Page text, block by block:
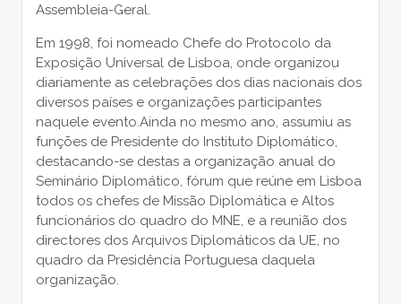
Assembleia-Geral.
Em 1998, foi nomeado Chefe do Protocolo da
Exposição Universal de Lisboa, onde organizou
diariamente as celebrações dos dias nacionais dos
diversos países e organizações participantes
naquele evento.Ainda no mesmo ano, assumiu as
funções de Presidente do Instituto Diplomático,
destacando-se destas a organização anual do
Seminário Diplomático, fórum que reúne em Lisboa
todos os chefes de Missão Diplomática e Altos
funcionários do quadro do MNE, e a reunião dos
directores dos Arquivos Diplomáticos da UE, no
quadro da Presidência Portuguesa daquela
organização.